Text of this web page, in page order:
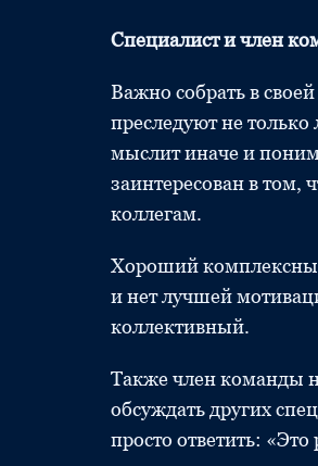
Специалист и член
Важно собрать в
преследуют не
мыслит иначе и
заинтересован в том,
коллегам.
Хороший
и нет лучшей
коллективный.
Также член команды
обсуждать других
просто ответить: «Это